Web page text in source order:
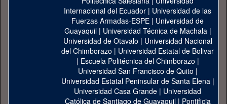
Internacional del Ecuador | Universidad de las
Fuerzas Armadas-ESPE | Universidad de
Guayaquil| Universidad Técnica de Machala|
Universidad de Otavalo | Universidad Nacional
del Chimborazo | Universidad Estatal de Bolivar
| Escuela Politécnica del Chimborazo |
Universidad San Francisco de Quito |
Universidad Estatal Peninsular de Santa Elena|
Universidad Casa Grande | Universidad
Católica de Santiago de Guayaquil| Pontificia